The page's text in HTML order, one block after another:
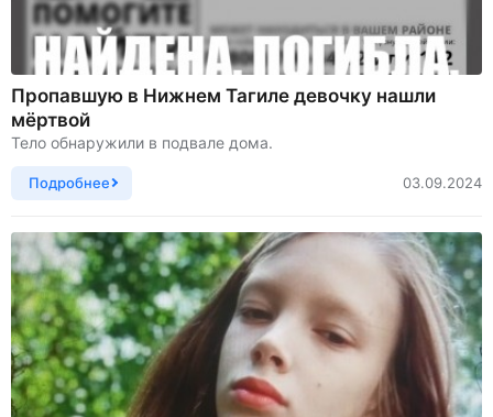
Пропавшую в Нижнем Тагиле девочку нашли
мёртвой
Тело обнаружили в подвале дома.
Подробнее 03.09.2024